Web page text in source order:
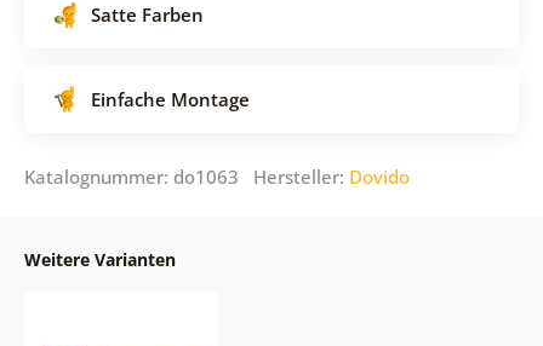
Satte Farben
Einfache Montage
Katalognummer: do1063 Hersteller: Dovido
Weitere Varianten